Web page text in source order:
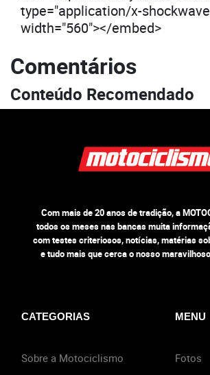
type="application/x-
width="560"></embed>
Comentários
Conteúdo Recomendado
Com mais de 20 anos de tradição, a
todos os meses nas bancas muita
com testes criteriosos, notícias, matérias
e tudo mais que cerca o nosso
CATEGORIAS
Sobre a Motociclismo
MENU
Fotos